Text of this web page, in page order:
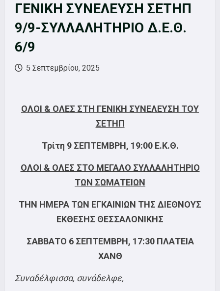
ΓΕΝΙΚΗ ΣΥΝΕΛΕΥΣΗ ΣΕΤΗΠ
9/9-ΣΥΛΛΑΛΗΤΗΡΙΟ Δ.Ε.Θ.
6/9
5 Σεπτεμβρίου, 2025
ΟΛΟΙ & ΟΛΕΣ ΣΤΗ ΓΕΝΙΚΗ ΣΥΝΕΛΕΥΣΗ ΤΟΥ
ΣΕΤΗΠ
Τρίτη 9 ΣΕΠΤΕΜΒΡΗ, 19:00 Ε.Κ.Θ.
ΟΛΟΙ & ΟΛΕΣ ΣΤΟ ΜΕΓΑΛΟ ΣΥΛΛΑΛΗΤΗΡΙΟ
ΤΩΝ ΣΩΜΑΤΕΙΩΝ
ΤΗΝ ΗΜΕΡΑ ΤΩΝ ΕΓΚΑΙΝΙΩΝ ΤΗΣ ΔΙΕΘΝΟΥΣ
ΕΚΘΕΣΗΣ ΘΕΣΣΑΛΟΝΙΚΗΣ
ΣΑΒΒΑΤΟ 6 ΣΕΠΤΕΜΒΡΗ, 17:30 ΠΛΑΤΕΙΑ
ΧΑΝΘ
Συναδέλφισσα, συνάδελφε,